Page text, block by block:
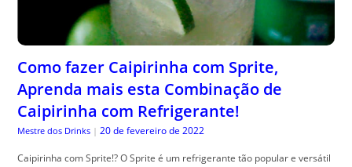
Como fazer Caipirinha com Sprite,
Aprenda mais esta Combinação de
Caipirinha com Refrigerante!
Mestre dos Drinks | 20 de fevereiro de 2022
Caipirinha com Sprite!? O Sprite é um refrigerante tão popular e versátil